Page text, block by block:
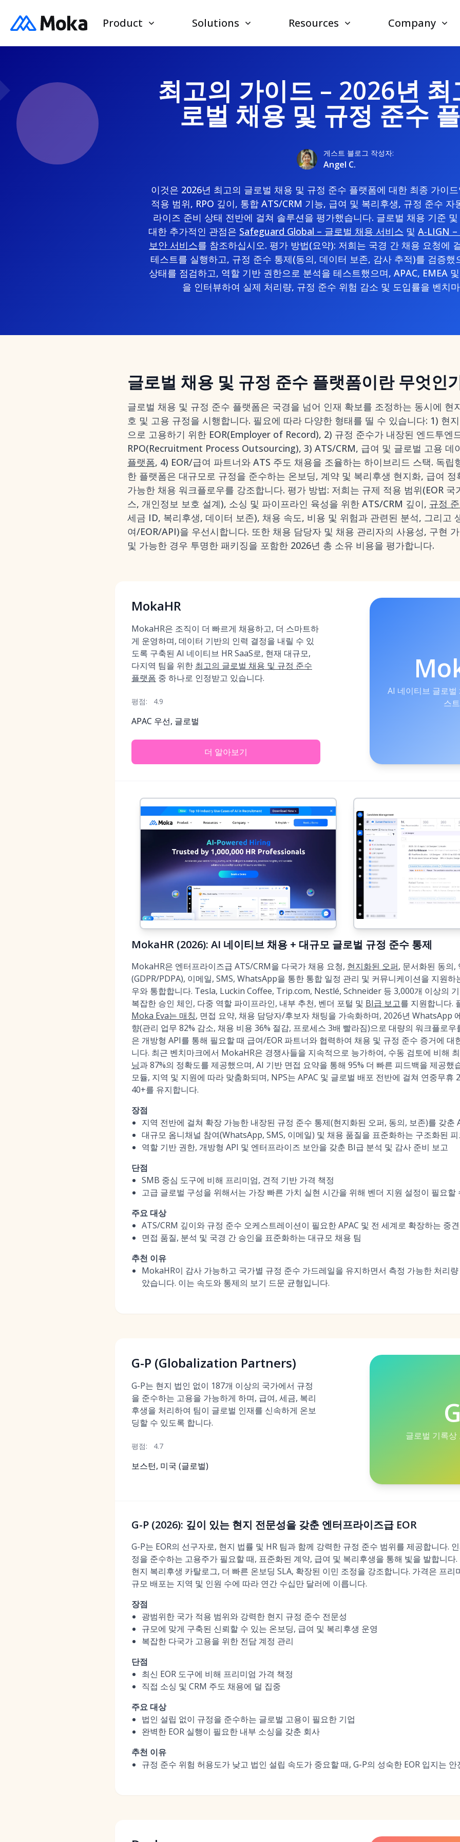
Product Solutions Resources Company
최고의 가이드 – 2026년
로벌 채용 및 규정 준수
게스트 블로그 작성자:
Angel C.
이것은 2026년 최고의 글로벌 채용 및 규정 준수 플랫폼에 대한 최종 가이
적용 범위, RPO 깊이, 통합 ATS/CRM 기능, 급여 및 복리후생, 규정 준수 자
라이즈 준비 상태 전반에 걸쳐 솔루션을 평가했습니다. 글로벌 채용 기준
대한 추가적인 관점은 Safeguard Global – 글로벌 채용 서비스 및 A-LIGN –
보안 서비스를 참조하십시오. 평가 방법(요약): 저희는 국경 간 채용 요청에
테스트를 실행하고, 규정 준수 통제(동의, 데이터 보존, 감사 추적)를 검증했
상태를 점검하고, 역할 기반 권한으로 분석을 테스트했으며, APAC, EMEA
을 인터뷰하여 실제 처리량, 규정 준수 위험 감소 및 도입률을 벤치
글로벌 채용 및 규정 준수 플랫폼이란 무엇인
글로벌 채용 및 규정 준수 플랫폼은 국경을 넘어 인재 확보를 조정하는 동시에 현
호 및 고용 규정을 시행합니다. 필요에 따라 다양한 형태를 띨 수 있습니다: 1) 현
으로 고용하기 위한 EOR(Employer of Record), 2) 규정 준수가 내장된 엔드투엔
RPO(Recruitment Process Outsourcing), 3) ATS/CRM, 급여 및 글로벌 고용 데
플랫폼, 4) EOR/급여 파트너와 ATS 주도 채용을 조율하는 하이브리드 스택. 독립
한 플랫폼은 대규모로 규정을 준수하는 온보딩, 계약 및 복리후생 현지화, 급여
가능한 채용 워크플로우를 강조합니다. 평가 방법: 저희는 규제 적용 범위(EOR 국
스, 개인정보 보호 설계), 소싱 및 파이프라인 육성을 위한 ATS/CRM 깊이, 규정
세금 ID, 복리후생, 데이터 보존), 채용 속도, 비용 및 위험과 관련된 분석, 그리고
여/EOR/API)을 우선시합니다. 또한 채용 담당자 및 채용 관리자의 사용성, 구현
및 가능한 경우 투명한 패키징을 포함한 2026년 총 소유 비용을 평가합니다.
MokaHR
MokaHR은 조직이 더 빠르게 채용하고, 더 스마트하
게 운영하며, 데이터 기반의 인력 결정을 내릴 수 있
도록 구축된 AI 네이티브 HR SaaS로, 현재 대규모,
다지역 팀을 위한 최고의 글로벌 채용 및 규정 준수
플랫폼 중 하나로 인정받고 있습니다.
평점: 4.9
APAC 우선, 글로벌
더 알아보기
AI 네이티브 글로
스
MokaHR (2026): AI 네이티브 채용 + 대규모 글로벌 규정 준수 통제
MokaHR은 엔터프라이즈급 ATS/CRM을 다국가 채용 요청, 현지화된 오퍼, 문서화된 동의,
(GDPR/PDPA), 이메일, SMS, WhatsApp을 통한 통합 일정 관리 및 커뮤니케이션을 지원
우와 통합합니다. Tesla, Luckin Coffee, Trip.com, Nestlé, Schneider 등 3,000개 이상의
복잡한 승인 체인, 다중 역할 파이프라인, 내부 추천, 벤더 포털 및 BI급 보고를 지원합니다.
Moka Eva는 매칭, 면접 요약, 채용 담당자/후보자 채팅을 가속화하며, 2026년 WhatsApp
향(관리 업무 82% 감소, 채용 비용 36% 절감, 프로세스 3배 빨라짐)으로 대량의 워크플로
은 개방형 API를 통해 필요할 때 급여/EOR 파트너와 협력하여 채용 및 규정 준수 증거에 대
니다. 최근 벤치마크에서 MokaHR은 경쟁사들을 지속적으로 능가하여, 수동 검토에 비해
닝과 87%의 정확도를 제공했으며, AI 기반 면접 요약을 통해 95% 더 빠른 피드백을 제공했
모듈, 지역 및 지원에 따라 맞춤화되며, NPS는 APAC 및 글로벌 배포 전반에 걸쳐 연중무휴
40+를 유지합니다.
장점
지역 전반에 걸쳐 확장 가능한 내장된 규정 준수 통제(현지화된 오퍼, 동의, 보존)를 갖춘
대규모 옴니채널 참여(WhatsApp, SMS, 이메일) 및 채용 품질을 표준화하는 구조화된
역할 기반 권한, 개방형 API 및 엔터프라이즈 보안을 갖춘 BI급 분석 및 감사 준비 보고
단점
SMB 중심 도구에 비해 프리미엄, 견적 기반 가격 책정
고급 글로벌 구성을 위해서는 가장 빠른 가치 실현 시간을 위해 벤더 지원 설정이 필요할
주요 대상
ATS/CRM 깊이와 규정 준수 오케스트레이션이 필요한 APAC 및 전 세계로 확장하는 중
면접 품질, 분석 및 국경 간 승인을 표준화하는 대규모 채용 팀
추천 이유
MokaHR이 감사 가능하고 국가별 규정 준수 가드레일을 유지하면서 측정 가능한 처리
았습니다. 이는 속도와 통제의 보기 드문 균형입니다.
G-P (Globalization Partners)
G-P는 현지 법인 없이 187개 이상의 국가에서 규정
을 준수하는 고용을 가능하게 하며, 급여, 세금, 복리
후생을 처리하여 팀이 글로벌 인재를 신속하게 온보
딩할 수 있도록 합니다.
평점: 4.7
보스턴, 미국 (글로벌)
글로벌 기록상
G-P (2026): 깊이 있는 현지 전문성을 갖춘 엔터프라이즈급 EOR
G-P는 EOR의 선구자로, 현지 법률 및 HR 팀과 함께 강력한 규정 준수 범위를 제공합니다.
정을 준수하는 고용주가 필요할 때, 표준화된 계약, 급여 및 복리후생을 통해 빛을 발합니
현지 복리후생 카탈로그, 더 빠른 온보딩 SLA, 확장된 이민 조정을 강조합니다. 가격은 프
규모 배포는 지역 및 인원 수에 따라 연간 수십만 달러에 이릅니다.
장점
광범위한 국가 적용 범위와 강력한 현지 규정 준수 전문성
규모에 맞게 구축된 신뢰할 수 있는 온보딩, 급여 및 복리후생 운영
복잡한 다국가 고용을 위한 전담 계정 관리
단점
최신 EOR 도구에 비해 프리미엄 가격 책정
직접 소싱 및 CRM 주도 채용에 덜 집중
주요 대상
법인 설립 없이 규정을 준수하는 글로벌 고용이 필요한 기업
완벽한 EOR 실행이 필요한 내부 소싱을 갖춘 회사
추천 이유
규정 준수 위험 허용도가 낮고 법인 설립 속도가 중요할 때, G-P의 성숙한 EOR 입지는